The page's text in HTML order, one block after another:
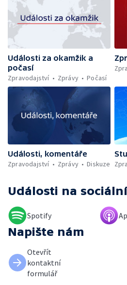
Problémy kvůli
trajektu v
Let It Roll —
svobodou —
holocaustu —
Dopravní
Rekonstrukce
Události za okamžik a
počasí
Zpravodajství
Zprávy Počasí
Události, komentáře
Zpravodajství
Zprávy Diskuze
Události na
Spotify
Napište nám
Otevřít
kontaktní
formulář